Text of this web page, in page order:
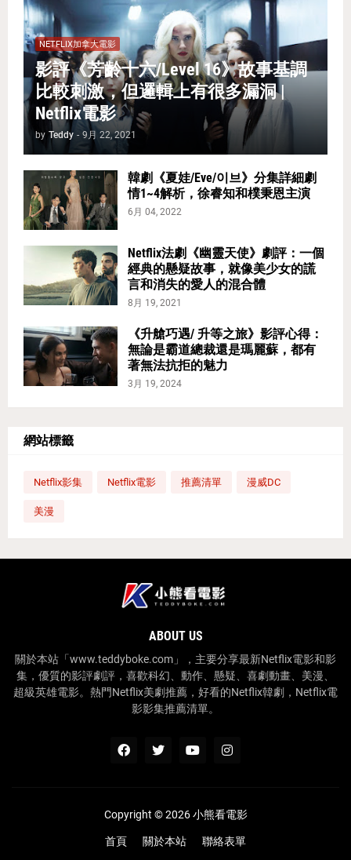
NETFLIX加拿大電影
影評《芳齡十六/Level 16》故事基調
比較刺激，但邏輯上有很多漏洞 |
Netflix電影
by Teddy - 9月 22, 2021
韓劇《夏娃/Eve/이브》分集詳細劇
情1~4解析，徐睿知和樸秉恩主演
6月 04, 2022
Netflix法劇《幽靈天使》劇評：一個
經典的懸疑故事，就像美少女的謊
言和消失的愛人的混合體
8月 19, 2021
《升艙巧遇/ 升等之旅》影評心得：
無論是霸道總裁還是瑪麗蘇，都有
著無法抗拒的魅力
3月 19, 2024
網站標籤
Netflix影集 Netflix電影 推薦清單 漫威DC
美漫
ABOUT US
關於本站「www.teddyboke.com」，主要分享最新Netflix電影和影
集，優質的影評劇評，喜歡科幻、動作、懸疑、喜劇動畫、美漫、
超級英雄電影。熱門Netflix美劇推薦，好看的Netflix韓劇，Netflix電
影影集推薦清單。
Copyright ©2026小熊看電影
首頁 關於本站 聯絡表單